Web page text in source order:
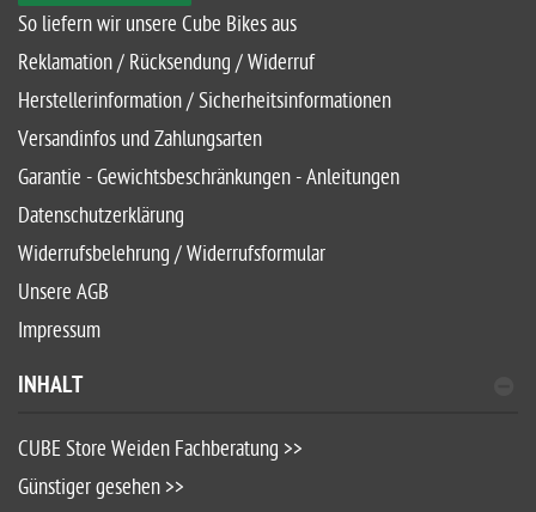
So liefern wir unsere Cube Bikes aus
Reklamation / Rücksendung / Widerruf
Herstellerinformation / Sicherheitsinformationen
Versandinfos und Zahlungsarten
Garantie - Gewichtsbeschränkungen - Anleitungen
Datenschutzerklärung
Widerrufsbelehrung / Widerrufsformular
Unsere AGB
Impressum
INHALT
CUBE Store Weiden Fachberatung >>
Günstiger gesehen >>